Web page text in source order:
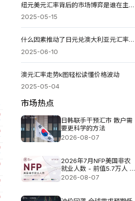
纽元美元汇率背后的市场博弈是谁在主导走势?
2025-05-15
什么因素推动了日元兑澳大利亚元汇率的涨跌?
2025-06-10
澳元汇率走势k图轻松读懂价格波动
2025-05-04
市场热点
日韩联手干预汇市 散户需
要更科学的方法
2026-08-07
2026年7月NFP美国非农
就业人数 - 前值5.7万人 预
测值8.3万
2026-08-07